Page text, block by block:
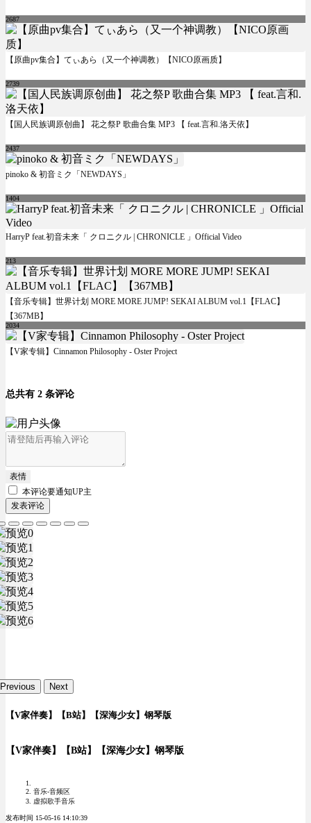
2687
【原曲pv集合】てぃあら（又一个神调教）【NICO原画质】
2739
【国人民族调原创曲】 花之祭P 歌曲合集 MP3 【 feat.言和.洛天依】
2437
pinoko & 初音ミク「NEWDAYS」
1404
HarryP feat.初音未来「 クロニクル | CHRONICLE 」Official Video
213
【音乐专辑】世界计划 MORE MORE JUMP! SEKAI ALBUM vol.1【FLAC】
【367MB】
2034
【V家专辑】Cinnamon Philosophy - Oster Project
总共有 2 条评论
表情
本评论要通知UP主
发表评论
Previous Next
【V家伴奏】【B站】【深海少女】钢琴版
【V家伴奏】【B站】【深海少女】钢琴版
音乐-音频区
虚拟歌手音乐
发布时间 15-05-16 14:10:39